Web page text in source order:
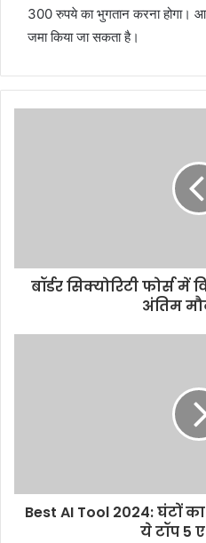
300 रुपये का भुगतान करना होगा।
जमा किया जा सकता है।
बॉर्डर सिक्योरिटी फोर्स
अंतिम
Best AI Tool 2024: घंटों
ये टॉप 5